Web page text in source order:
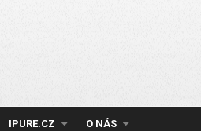
IPURE.CZ O NÁS